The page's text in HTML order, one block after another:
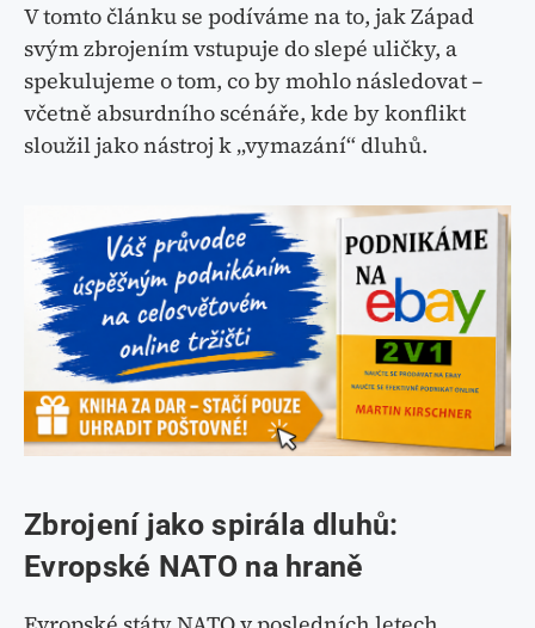
V tomto článku se podíváme na to, jak Západ
svým zbrojením vstupuje do slepé uličky, a
spekulujeme o tom, co by mohlo následovat –
včetně absurdního scénáře, kde by konflikt
sloužil jako nástroj k „vymazání“ dluhů.
Zbrojení jako spirála dluhů:
Evropské NATO na hraně